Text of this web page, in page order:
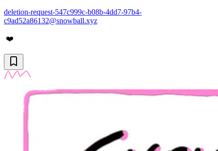
deletion-request-547c999c-b08b-4dd7-97b4-
c9ad52a86132@snowball.xyz
❤️